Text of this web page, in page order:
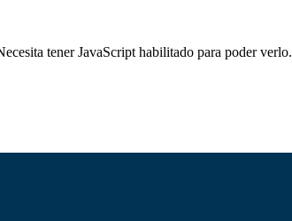
tener JavaScript habilitado para poder verlo.